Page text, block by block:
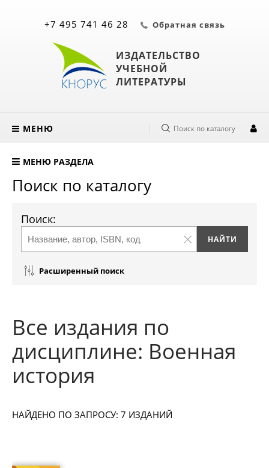
ИЗДАТЕЛЬСТВО
УЧЕБНОЙ
ЛИТЕРАТУРЫ
+7 495 741 46 28 Обратная связь
МЕНЮ Поиск по каталогу
МЕНЮ РАЗДЕЛА
Поиск по каталогу
Поиск:
Расширенный поиск
Все издания по
дисциплине: Военная
история
НАЙДЕНО ПО ЗАПРОСУ: 7 ИЗДАНИЙ